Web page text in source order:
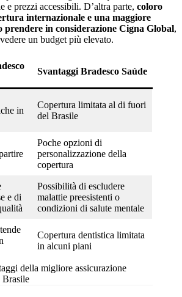
e prezzi accessibili. D’altra parte, coloro
internazionale e una maggiore
prendere in considerazione Cigna Global,
un budget più elevato.
Svantaggi Bradesco Saúde
in
Copertura limitata al di fuori
del Brasile
Poche opzioni di
personalizzazione della
copertura
e di
Possibilità di escludere
malattie preesistenti o
condizioni di salute mentale
Copertura dentistica limitata
in alcuni piani
della migliore assicurazione
Brasile